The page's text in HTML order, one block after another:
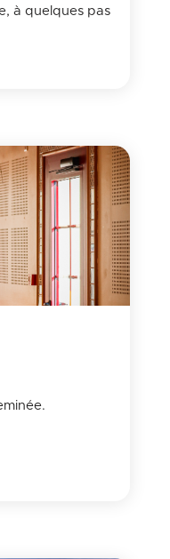
à quelques pas